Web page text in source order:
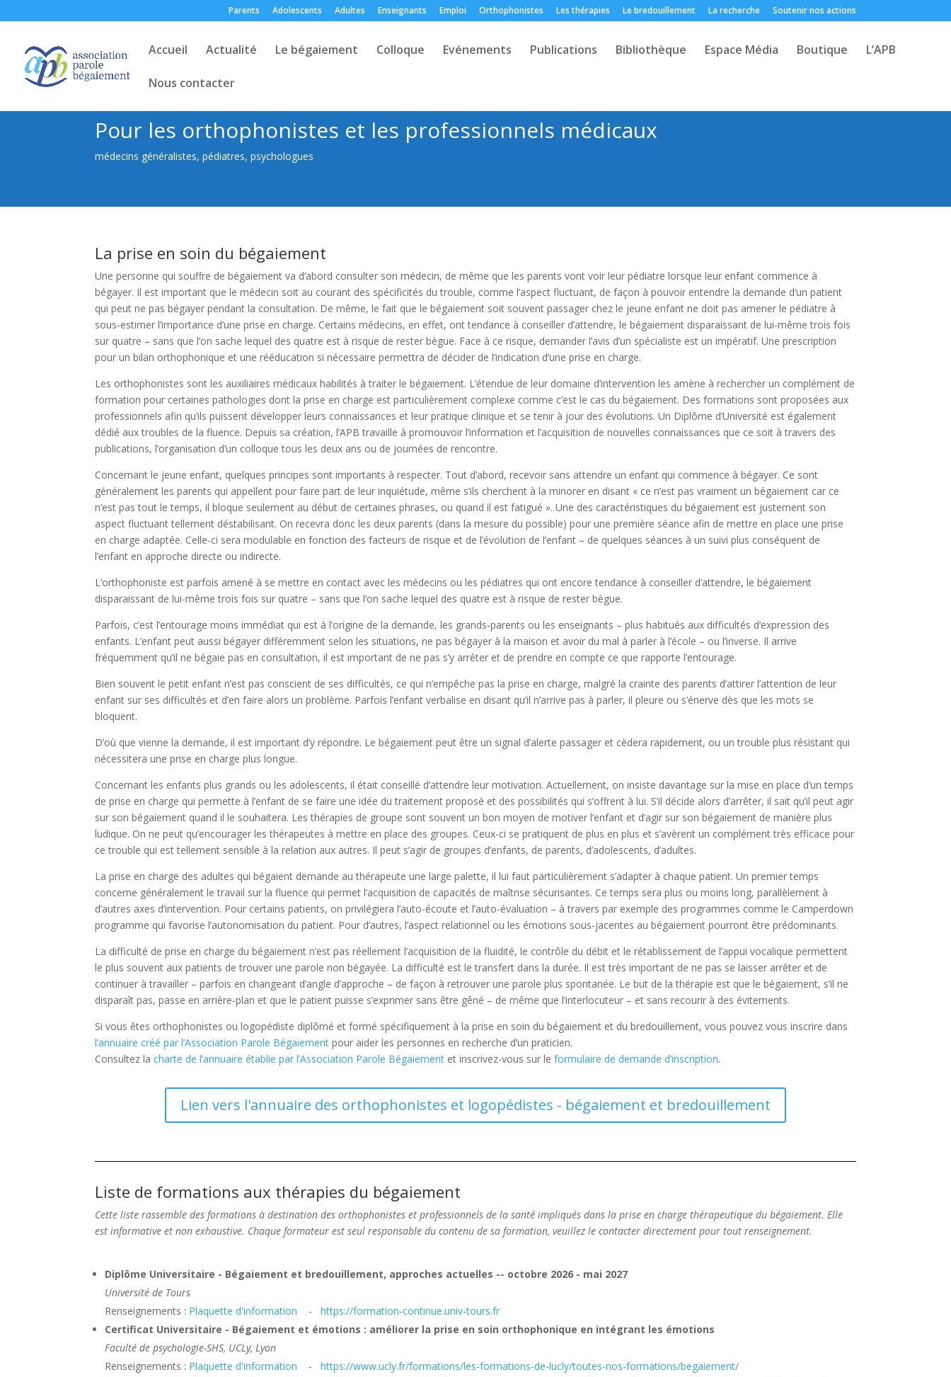
Parents Adolescents Adultes Enseignants Emploi Orthophonistes Les thérapies Le bredouillement La recherche Soutenir nos actions
Accueil Actualité Le bégaiement Colloque Evénements Publications Bibliothèque Espace Média Boutique L’APB
Nous contacter
Pour les orthophonistes et les professionnels médicaux
médecins généralistes, pédiatres, psychologues
La prise en soin du bégaiement
Une personne qui souffre de bégaiement va d’abord consulter son médecin, de même que les parents vont voir leur pédiatre lorsque leur enfant commence à
bégayer. Il est important que le médecin soit au courant des spécificités du trouble, comme l’aspect fluctuant, de façon à pouvoir entendre la demande d’un patient
qui peut ne pas bégayer pendant la consultation. De même, le fait que le bégaiement soit souvent passager chez le jeune enfant ne doit pas amener le pédiatre à
sous-estimer l’importance d’une prise en charge. Certains médecins, en effet, ont tendance à conseiller d’attendre, le bégaiement disparaissant de lui-même trois fois
sur quatre – sans que l’on sache lequel des quatre est à risque de rester bègue. Face à ce risque, demander l’avis d’un spécialiste est un impératif. Une prescription
pour un bilan orthophonique et une rééducation si nécessaire permettra de décider de l’indication d’une prise en charge.
Les orthophonistes sont les auxiliaires médicaux habilités à traiter le bégaiement. L’étendue de leur domaine d’intervention les amène à rechercher un complément de
formation pour certaines pathologies dont la prise en charge est particulièrement complexe comme c’est le cas du bégaiement. Des formations sont proposées aux
professionnels afin qu’ils puissent développer leurs connaissances et leur pratique clinique et se tenir à jour des évolutions. Un Diplôme d’Université est également
dédié aux troubles de la fluence. Depuis sa création, l’APB travaille à promouvoir l’information et l’acquisition de nouvelles connaissances que ce soit à travers des
publications, l’organisation d’un colloque tous les deux ans ou de journées de rencontre.
Concernant le jeune enfant, quelques principes sont importants à respecter. Tout d’abord, recevoir sans attendre un enfant qui commence à bégayer. Ce sont
généralement les parents qui appellent pour faire part de leur inquiétude, même s’ils cherchent à la minorer en disant « ce n’est pas vraiment un bégaiement car ce
n’est pas tout le temps, il bloque seulement au début de certaines phrases, ou quand il est fatigué ». Une des caractéristiques du bégaiement est justement son
aspect fluctuant tellement déstabilisant. On recevra donc les deux parents (dans la mesure du possible) pour une première séance afin de mettre en place une prise
en charge adaptée. Celle-ci sera modulable en fonction des facteurs de risque et de l’évolution de l’enfant – de quelques séances à un suivi plus conséquent de
l’enfant en approche directe ou indirecte.
L’orthophoniste est parfois amené à se mettre en contact avec les médecins ou les pédiatres qui ont encore tendance à conseiller d’attendre, le bégaiement
disparaissant de lui-même trois fois sur quatre – sans que l’on sache lequel des quatre est à risque de rester bègue.
Parfois, c’est l’entourage moins immédiat qui est à l’origine de la demande, les grands-parents ou les enseignants – plus habitués aux difficultés d’expression des
enfants. L’enfant peut aussi bégayer différemment selon les situations, ne pas bégayer à la maison et avoir du mal à parler à l’école – ou l’inverse. Il arrive
fréquemment qu’il ne bégaie pas en consultation, il est important de ne pas s’y arrêter et de prendre en compte ce que rapporte l’entourage.
Bien souvent le petit enfant n’est pas conscient de ses difficultés, ce qui n’empêche pas la prise en charge, malgré la crainte des parents d’attirer l’attention de leur
enfant sur ses difficultés et d’en faire alors un problème. Parfois l’enfant verbalise en disant qu’il n’arrive pas à parler, il pleure ou s’énerve dès que les mots se
bloquent.
D’où que vienne la demande, il est important d’y répondre. Le bégaiement peut être un signal d’alerte passager et cèdera rapidement, ou un trouble plus résistant qui
nécessitera une prise en charge plus longue.
Concernant les enfants plus grands ou les adolescents, il était conseillé d’attendre leur motivation. Actuellement, on insiste davantage sur la mise en place d’un temps
de prise en charge qui permette à l’enfant de se faire une idée du traitement proposé et des possibilités qui s’offrent à lui. S’il décide alors d’arrêter, il sait qu’il peut agir
sur son bégaiement quand il le souhaitera. Les thérapies de groupe sont souvent un bon moyen de motiver l’enfant et d’agir sur son bégaiement de manière plus
ludique. On ne peut qu’encourager les thérapeutes à mettre en place des groupes. Ceux-ci se pratiquent de plus en plus et s’avèrent un complément très efficace pour
ce trouble qui est tellement sensible à la relation aux autres. Il peut s’agir de groupes d’enfants, de parents, d’adolescents, d’adultes.
La prise en charge des adultes qui bégaient demande au thérapeute une large palette, il lui faut particulièrement s’adapter à chaque patient. Un premier temps
concerne généralement le travail sur la fluence qui permet l’acquisition de capacités de maîtrise sécurisantes. Ce temps sera plus ou moins long, parallèlement à
d’autres axes d’intervention. Pour certains patients, on privilégiera l’auto-écoute et l’auto-évaluation – à travers par exemple des programmes comme le Camperdown
programme qui favorise l’autonomisation du patient. Pour d’autres, l’aspect relationnel ou les émotions sous-jacentes au bégaiement pourront être prédominants.
La difficulté de prise en charge du bégaiement n’est pas réellement l’acquisition de la fluidité, le contrôle du débit et le rétablissement de l’appui vocalique permettent
le plus souvent aux patients de trouver une parole non bégayée. La difficulté est le transfert dans la durée. Il est très important de ne pas se laisser arrêter et de
continuer à travailler – parfois en changeant d’angle d’approche – de façon à retrouver une parole plus spontanée. Le but de la thérapie est que le bégaiement, s’il ne
disparaît pas, passe en arrière-plan et que le patient puisse s’exprimer sans être gêné – de même que l’interlocuteur – et sans recourir à des évitements.
Si vous êtes orthophonistes ou logopédiste diplômé et formé spécifiquement à la prise en soin du bégaiement et du bredouillement, vous pouvez vous inscrire dans
l’annuaire créé par l’Association Parole Bégaiement pour aider les personnes en recherche d’un praticien.
Consultez lacharte de l’annuaire établie par l’Association Parole Bégaiement et inscrivez-vous sur leformulaire de demande d’inscription.
Lien vers l'annuaire des orthophonistes et logopédistes - bégaiement et bredouillement
Liste de formations aux thérapies du bégaiement
Cette liste rassemble des formations à destination des orthophonistes et professionnels de la santé impliqués dans la prise en charge thérapeutique du bégaiement. Elle
est informative et non exhaustive. Chaque formateur est seul responsable du contenu de sa formation, veuillez le contacter directement pour tout renseignement.
Diplôme Universitaire - Bégaiement et bredouillement, approches actuelles -- octobre 2026 - mai 2027
Université de Tours
Renseignements : Plaquette d'information -https://formation-continue.univ-tours.fr
Certificat Universitaire - Bégaiement et émotions : améliorer la prise en soin orthophonique en intégrant les émotions
Faculté de psychologie-SHS, UCLy, Lyon
Renseignements : Plaquette d'information -https://www.ucly.fr/formations/les-formations-de-lucly/toutes-nos-formations/begaiement/